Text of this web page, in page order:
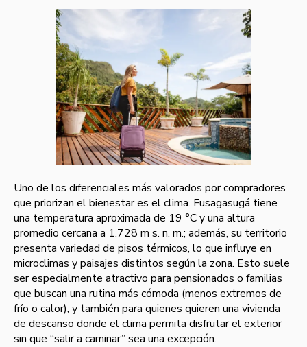
Uno de los diferenciales más valorados por compradores
que priorizan el bienestar es el clima. Fusagasugá tiene
una temperatura aproximada de 19 °C y una altura
promedio cercana a 1.728 m s. n. m.; además, su territorio
presenta variedad de pisos térmicos, lo que influye en
microclimas y paisajes distintos según la zona. Esto suele
ser especialmente atractivo para pensionados o familias
que buscan una rutina más cómoda (menos extremos de
frío o calor), y también para quienes quieren una vivienda
de descanso donde el clima permita disfrutar el exterior
sin que “salir a caminar” sea una excepción.